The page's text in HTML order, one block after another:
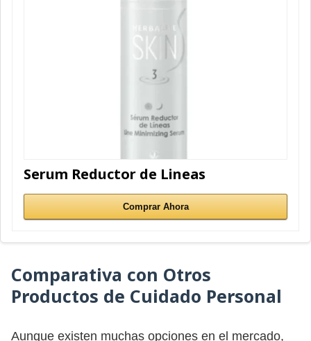
Serum Reductor de Lineas
Comprar Ahora
Comparativa con Otros
Productos de Cuidado Personal
Aunque existen muchas opciones en el mercado,